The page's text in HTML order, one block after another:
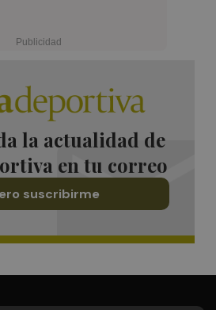
la actualidad de
en tu correo
suscribirme